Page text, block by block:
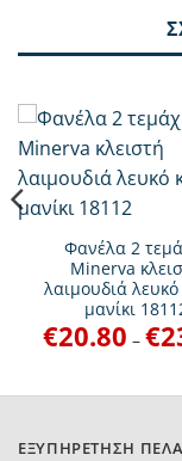
Φανέλα 2
Minerva
λαιμουδιά
μανίκι
€20.80 – €
ΕΞΥΠΗΡΈΤΗΣΗ